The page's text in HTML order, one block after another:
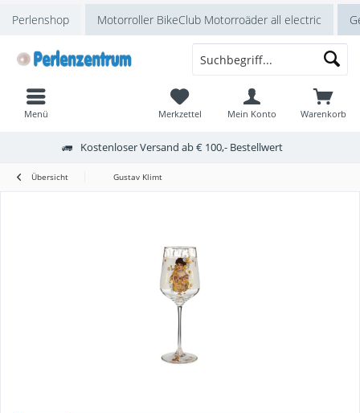
Perlenshop Motorroller BikeClub Motorroäder all electric
Kostenloser Versand ab € 100,- Bestellwert
Warenkorb
Merkzettel Mein Konto
Menü
Übersicht Gustav Klimt